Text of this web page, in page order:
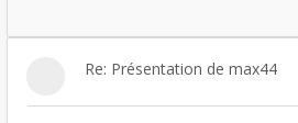
Re: Présentation de max44